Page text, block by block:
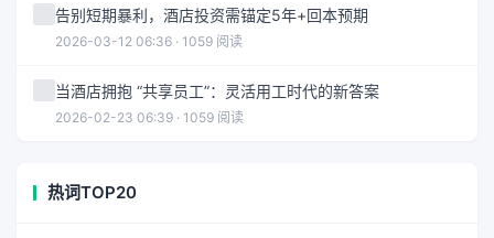
告别短期暴利，酒店投资需锚定5年+回本预期
2026-03-12 06:36 · 1059 阅读
当酒店拥抱 “共享员工”：灵活用工时代的新答案
2026-02-23 06:39 · 1059 阅读
热词TOP20